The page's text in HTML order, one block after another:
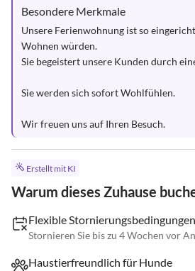
Besondere Merkmale
Unsere Ferienwohnung ist so
Wohnen würden.
Sie begeistert unsere Kunden durch
Sie werden sich sofort Wohlfühlen.
Wir freuen uns auf Ihren Besuch.
Erstellt mit KI
Warum dieses Zuhause
Flexible Stornierungsbedingungen
Stornieren Sie bis zu 4 Wochen vor
Haustierfreundlich für Hunde